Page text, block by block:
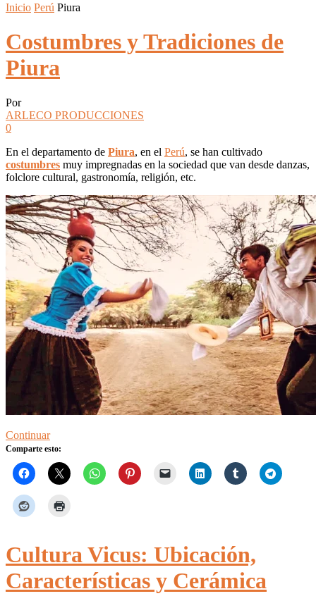
Inicio Perú Piura
Costumbres y Tradiciones de
Piura
Por
ARLECO PRODUCCIONES
0
En el departamento de Piura, en el Perú, se han cultivado
costumbres muy impregnadas en la sociedad que van desde danzas,
folclore cultural, gastronomía, religión, etc.
Continuar
Comparte esto:
Cultura Vicus: Ubicación,
Características y Cerámica